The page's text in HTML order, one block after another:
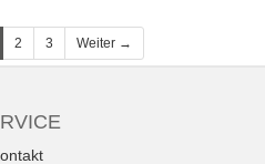
2 3 Weiter →